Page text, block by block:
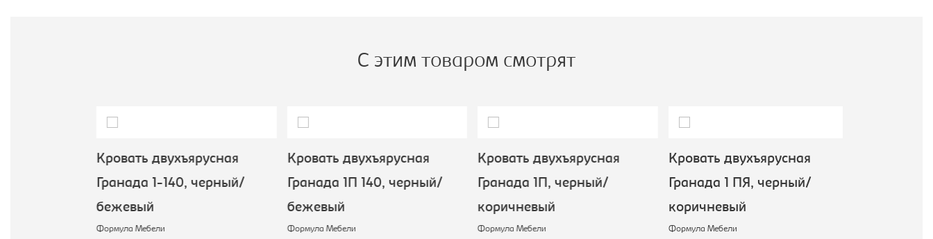
С этим товаром смотрят
Кровать двухъярусная
Гранада 1-140, черный/
бежевый
Формула Мебели
Кровать двухъярусная
Гранада 1П 140, черный/
бежевый
Формула Мебели
Кровать двухъярусная
Гранада 1П, черный/
коричневый
Формула Мебели
Кровать двухъярусная
Гранада 1 ПЯ, черный/
коричневый
Формула Мебели